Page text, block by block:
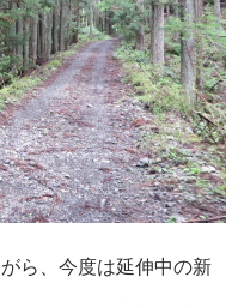
ら、今度は延伸中の新